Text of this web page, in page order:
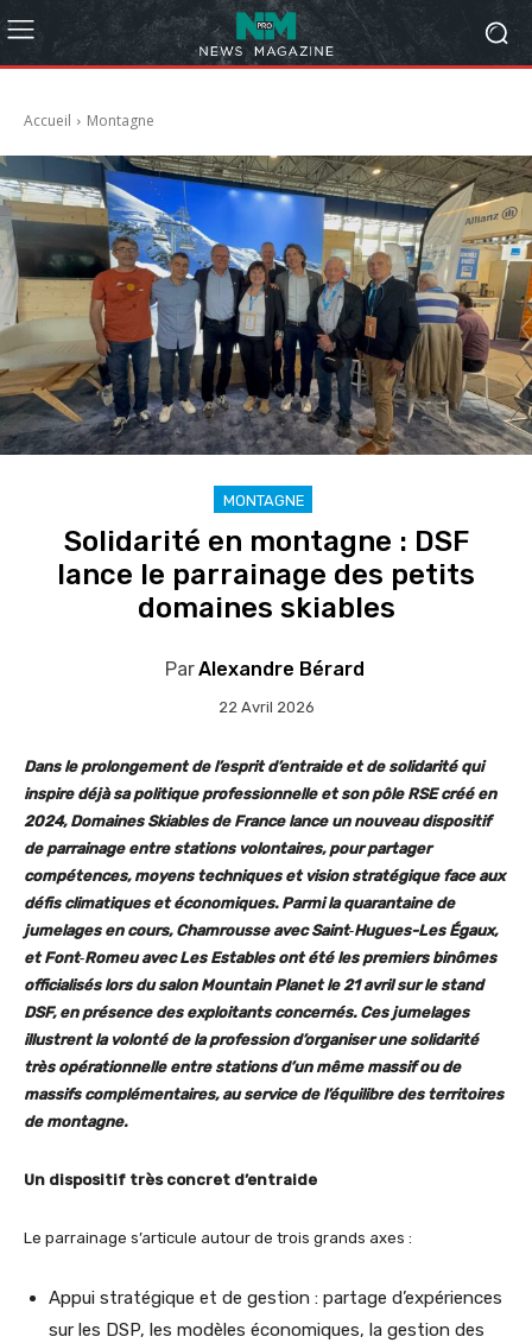
Accueil Montagne
MONTAGNE
Solidarité en montagne : DSF
lance le parrainage des petits
domaines skiables
ParAlexandre Bérard
22 Avril 2026
Dans le prolongement de l’esprit d’entraide et de solidarité qui
inspire déjà sa politique professionnelle et son pôle RSE créé en
2024, Domaines Skiables de France lance un nouveau dispositif
de parrainage entre stations volontaires, pour partager
compétences, moyens techniques et vision stratégique face aux
défis climatiques et économiques. Parmi la quarantaine de
jumelages en cours, Chamrousse avec Saint‑Hugues-Les Égaux,
et Font‑Romeu avec Les Estables ont été les premiers binômes
officialisés lors du salon Mountain Planet le 21 avril sur le stand
DSF, en présence des exploitants concernés. Ces jumelages
illustrent la volonté de la profession d’organiser une solidarité
très opérationnelle entre stations d’un même massif ou de
massifs complémentaires, au service de l’équilibre des territoires
de montagne.
Un dispositif très concret d’entraide
Le parrainage s’articule autour de trois grands axes :
Appui stratégique et de gestion : partage d’expériences
sur les DSP, les modèles économiques, la gestion des